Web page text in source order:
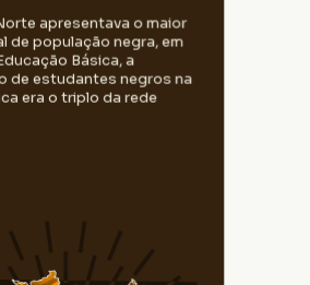
apresentava o maior
de população negra, em
Básica, a
de estudantes negros na
era o triplo da rede
Básica, em 2019, havia 65
negros para cada 10 brancos
públicas da região Norte,
do que na população, onde
para 10 brancos. Na rede
21 estudantes negros para
a metade da proporção